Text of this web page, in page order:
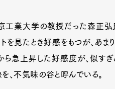
Art&Design
Cars
工業大学の教授だった森正弘
トを見たとき好感をもつが、あま
ら急上昇した好感度が、似す
、不気味の谷と呼んでいる。